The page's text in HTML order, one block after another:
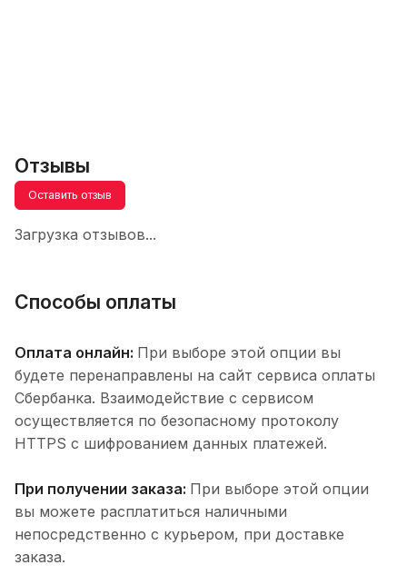
Отзывы
Оставить отзыв
Загрузка отзывов...
Способы оплаты
Оплата онлайн: При выборе этой опции вы
будете перенаправлены на сайт сервиса оплаты
Сбербанка. Взаимодействие с сервисом
осуществляется по безопасному протоколу
HTTPS с шифрованием данных платежей.
При получении заказа: При выборе этой опции
вы можете расплатиться наличными
непосредственно с курьером, при доставке
заказа.